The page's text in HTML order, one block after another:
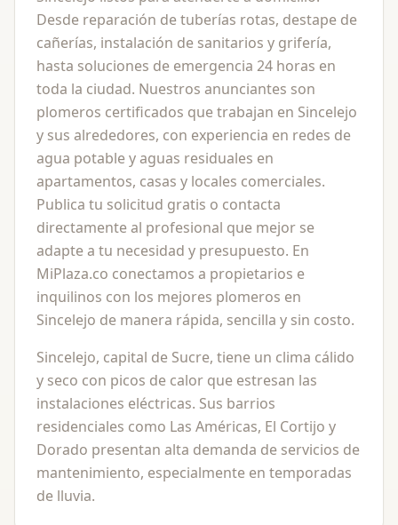
Desde reparación de tuberías rotas, destape de
cañerías, instalación de sanitarios y grifería,
hasta soluciones de emergencia 24 horas en
toda la ciudad. Nuestros anunciantes son
plomeros certificados que trabajan en Sincelejo
y sus alrededores, con experiencia en redes de
agua potable y aguas residuales en
apartamentos, casas y locales comerciales.
Publica tu solicitud gratis o contacta
directamente al profesional que mejor se
adapte a tu necesidad y presupuesto. En
MiPlaza.co conectamos a propietarios e
inquilinos con los mejores plomeros en
Sincelejo de manera rápida, sencilla y sin costo.
Sincelejo, capital de Sucre, tiene un clima cálido
y seco con picos de calor que estresan las
instalaciones eléctricas. Sus barrios
residenciales como Las Américas, El Cortijo y
Dorado presentan alta demanda de servicios de
mantenimiento, especialmente en temporadas
de lluvia.